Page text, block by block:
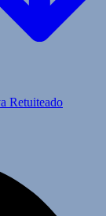
Retuiteado